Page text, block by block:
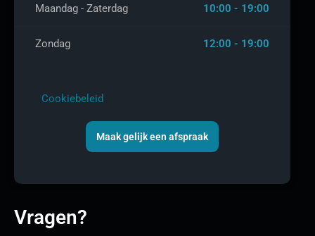
Maandag - Zaterdag 10:00 - 19:00
Zondag 12:00 - 19:00
Cookiebeleid
Maak gelijk een afspraak
Vragen?